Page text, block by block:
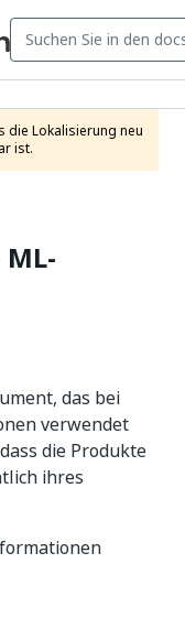
die Lokalisierung neu
ist.
ML-
das bei
verwendet
die Produkte
ihres